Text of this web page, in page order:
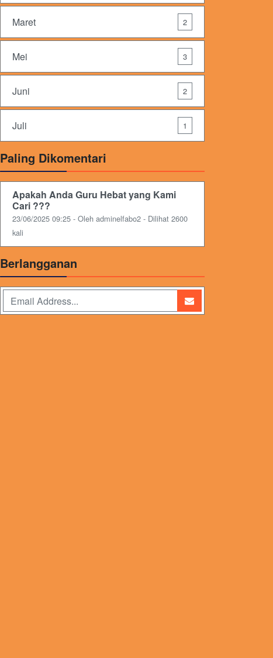
Maret 2
Mei 3
Juni 2
Juli 1
Paling Dikomentari
Apakah Anda Guru Hebat yang Kami
Cari ???
23/06/2025 09:25 - Oleh adminelfabo2 - Dilihat 2600
kali
Berlangganan